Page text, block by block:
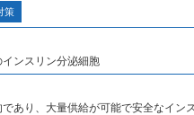
策
インスリン分泌細胞
であり、大量供給が可能で安全なイン